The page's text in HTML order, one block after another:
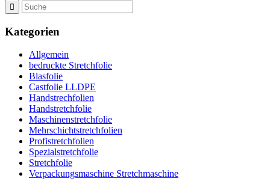
Kategorien
Allgemein
bedruckte Stretchfolie
Blasfolie
Castfolie LLDPE
Handstrechfolien
Handstretchfolie
Maschinenstretchfolie
Mehrschichtstretchfolien
Profistretchfolien
Spezialstretchfolie
Stretchfolie
Verpackungsmaschine Stretchmaschine